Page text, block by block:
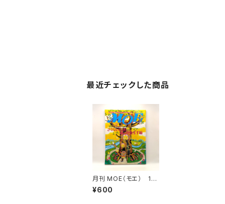
最近チェックした商品
月刊 MOE（モエ） 19
99年11月号 特集：さ
くらももこのあこがれ玉
¥600